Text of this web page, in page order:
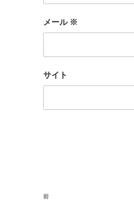
メール ※
サイト
投
過
前